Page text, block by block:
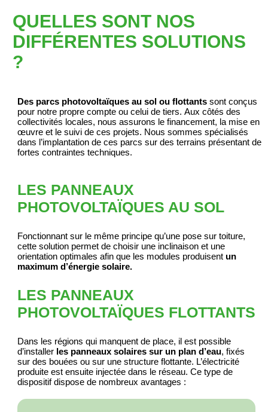
QUELLES SONT NOS
DIFFÉRENTES SOLUTIONS
?
Des parcs photovoltaïques au sol ou flottants sont conçus
pour notre propre compte ou celui de tiers. Aux côtés des
collectivités locales, nous assurons le financement, la mise en
œuvre et le suivi de ces projets. Nous sommes spécialisés
dans l’implantation de ces parcs sur des terrains présentant de
fortes contraintes techniques.
LES PANNEAUX
PHOTOVOLTAÏQUES AU SOL
Fonctionnant sur le même principe qu’une pose sur toiture,
cette solution permet de choisir une inclinaison et une
orientation optimales afin que les modules produisent un
maximum d’énergie solaire.
LES PANNEAUX
PHOTOVOLTAÏQUES FLOTTANTS
Dans les régions qui manquent de place, il est possible
d’installer les panneaux solaires sur un plan d’eau, fixés
sur des bouées ou sur une structure flottante. L’électricité
produite est ensuite injectée dans le réseau. Ce type de
dispositif dispose de nombreux avantages :